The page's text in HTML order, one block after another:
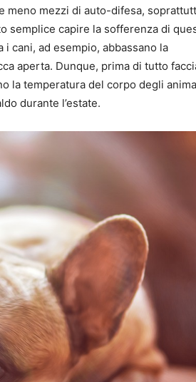
meno mezzi di auto-difesa,
semplice capire la sofferenza di
i cani, ad esempio, abbassano la
aperta. Dunque, prima di tutto
la temperatura del corpo degli
durante l’estate.